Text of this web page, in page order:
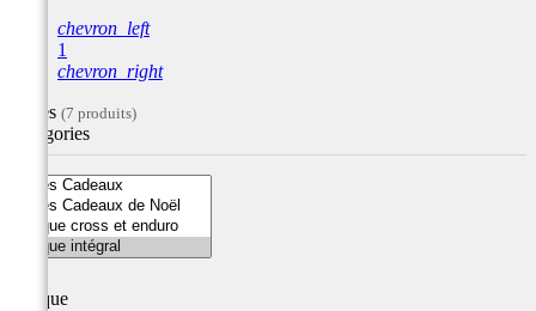
chevron_left
1
chevron_right
Filtres (7 produits)
Catégories
Marque